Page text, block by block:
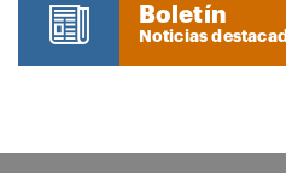
Boletín
Noticias